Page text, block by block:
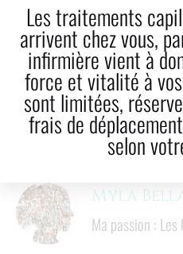
LinkedIn
Temps
5
Myla
Ma passion : Les
Les traitements
arrivent chez vous,
infirmière vient à
force et vitalité à
sont limitées,
frais de
selon